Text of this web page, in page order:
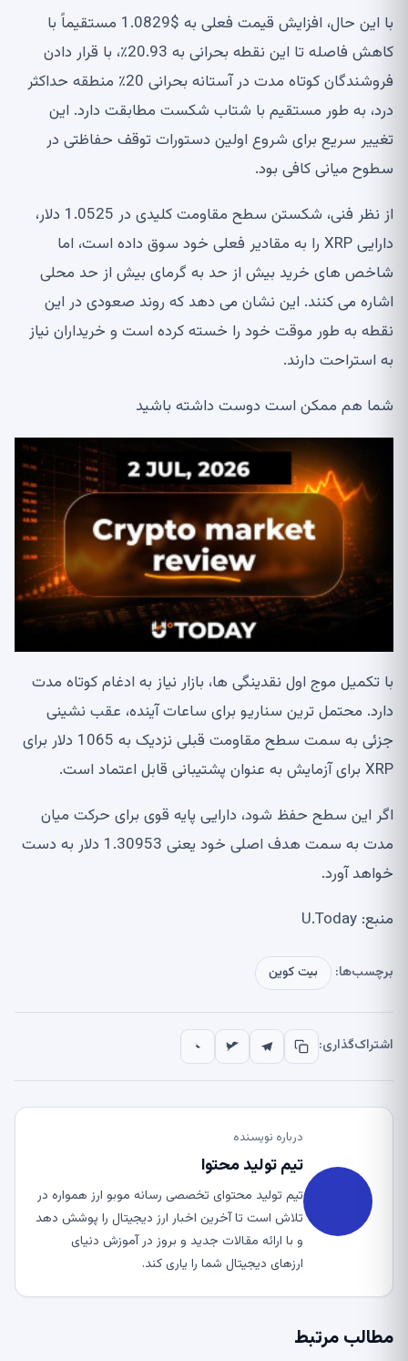
با این حال، افزایش قیمت فعلی به $1.0829 مستقیماً با
کاهش فاصله تا این نقطه بحرانی به 20.93٪، با قرار دادن
فروشندگان کوتاه مدت در آستانه بحرانی 20٪ منطقه حداکثر
درد، به طور مستقیم با شتاب شکست مطابقت دارد. این
تغییر سریع برای شروع اولین دستورات توقف حفاظتی در
سطوح میانی کافی بود.
از نظر فنی، شکستن سطح مقاومت کلیدی در 1.0525 دلار،
دارایی XRP را به مقادیر فعلی خود سوق داده است، اما
شاخص های خرید بیش از حد به گرمای بیش از حد محلی
اشاره می کنند. این نشان می دهد که روند صعودی در این
نقطه به طور موقت خود را خسته کرده است و خریداران نیاز
به استراحت دارند.
شما هم ممکن است دوست داشته باشید
با تکمیل موج اول نقدینگی ها، بازار نیاز به ادغام کوتاه مدت
دارد. محتمل ترین سناریو برای ساعات آینده، عقب نشینی
جزئی به سمت سطح مقاومت قبلی نزدیک به 1065 دلار برای
XRP برای آزمایش به عنوان پشتیبانی قابل اعتماد است.
اگر این سطح حفظ شود، دارایی پایه قوی برای حرکت میان
مدت به سمت هدف اصلی خود یعنی 1.30953 دلار به دست
خواهد آورد.
منبع: U.Today
برچسب‌ها: بیت کوین
اشتراک‌گذاری:
درباره نویسنده
تیم تولید محتوا
تیم تولید محتوای تخصصی رسانه موبو ارز همواره در
تلاش است تا آخرین اخبار ارز دیجیتال را پوشش دهد
و با ارائه مقالات جدید و بروز در آموزش دنیای
ارزهای دیجیتال شما را یاری کند.
مطالب مرتبط